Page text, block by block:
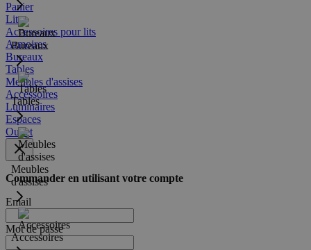
Panier
Bureaux
Tables
Meubles
d'assises
Accessoires
Lits
Accessoires pour lits
Armoires
Bureaux
Tables
Meubles d'assises
Accessoires
Luminaires
Espaces
Outlet
Commander en utilisant votre compte
Email
Mot de passe